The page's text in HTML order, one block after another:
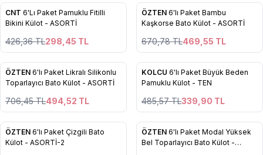
Yeni
%30
Favorilere Ekle
CNT 6'Lı Paket Pamuklu Fitilli
Bikini Külot - ASORTİ
426,36TL298,45 TL
Yeni
%30
Favorilere Ekle
ÖZTEN 6'lı Paket Bambu
Kaşkorse Bato Külot - ASORTİ
670,78TL469,55 TL
%30
Favorilere Ekle
4
ÖZTEN 6'lı Paket Likralı Silikonlu
Toparlayıcı Bato Külot - ASORTİ
706,45TL494,52 TL
%30
Favorilere Ekle
5
KOLCU 6'lı Paket Büyük Beden
Pamuklu Külot - TEN
485,57TL339,90 TL
%30
Favorilere Ekle
7
ÖZTEN 6'lı Paket Çizgili Bato
Külot - ASORTİ-2
%30
Favorilere Ekle
4
ÖZTEN 6'lı Paket Modal Yüksek
Bel Toparlayıcı Bato Külot -